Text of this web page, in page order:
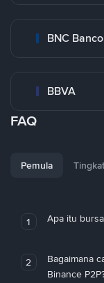
BNC
BBVA
FAQ
Pemula
1 Apa itu
2
Bagaimana
Binance